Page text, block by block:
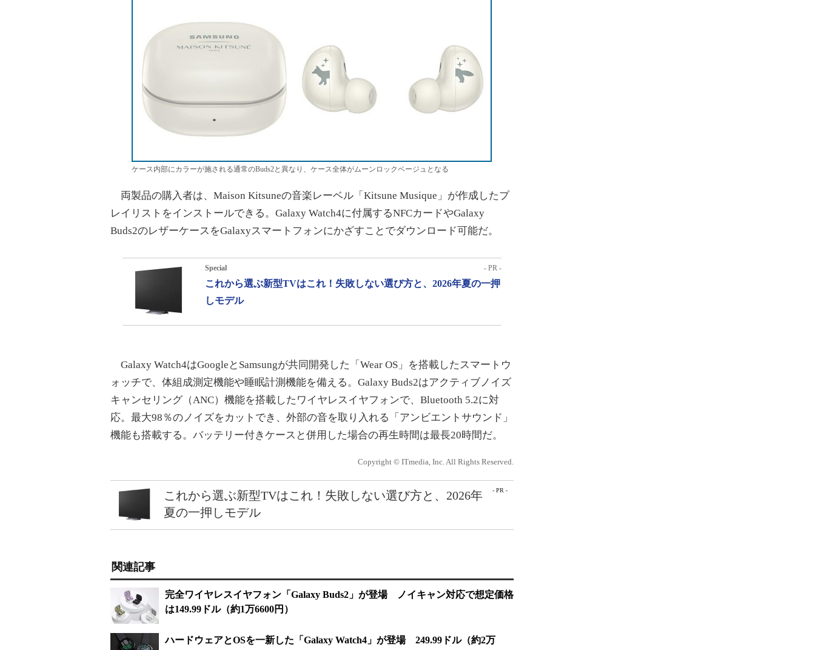
ケース内部にカラーが施される通常のBuds2と異なり、ケース全体がムーンロックベージュとなる
両製品の購入者は、Maison Kitsuneの音楽レーベル「Kitsune Musique」が作成したプ
レイリストをインストールできる。Galaxy Watch4に付属するNFCカードやGalaxy
Buds2のレザーケースをGalaxyスマートフォンにかざすことでダウンロード可能だ。
Special - PR -
これから選ぶ新型TVはこれ！失敗しない選び方と、2026年夏の一押
しモデル
Galaxy Watch4はGoogleとSamsungが共同開発した「Wear OS」を搭載したスマートウ
ォッチで、体組成測定機能や睡眠計測機能を備える。Galaxy Buds2はアクティブノイズ
キャンセリング（ANC）機能を搭載したワイヤレスイヤフォンで、Bluetooth 5.2に対
応。最大98％のノイズをカットでき、外部の音を取り入れる「アンビエントサウンド」
機能も搭載する。バッテリー付きケースと併用した場合の再生時間は最長20時間だ。
Copyright © ITmedia, Inc. All Rights Reserved.
- PR -
これから選ぶ新型TVはこれ！失敗しない選び方と、2026年
夏の一押しモデル
関連記事
完全ワイヤレスイヤフォン「Galaxy Buds2」が登場 ノイキャン対応で想定価格
は149.99ドル（約1万6600円）
ハードウェアとOSを一新した「Galaxy Watch4」が登場 249.99ドル（約2万